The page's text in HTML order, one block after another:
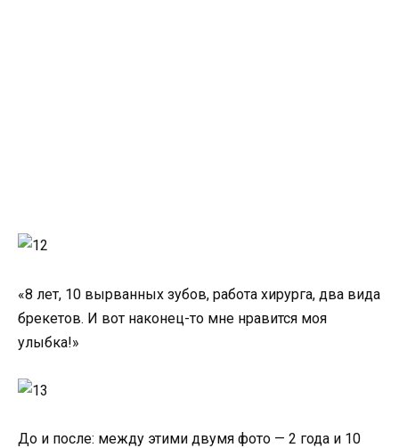
«8 лет, 10 вырванных зубов, работа хирурга, два вида
брекетов. И вот наконец-то мне нравится моя
улыбка!»
До и после: между этими двумя фото — 2 года и 10